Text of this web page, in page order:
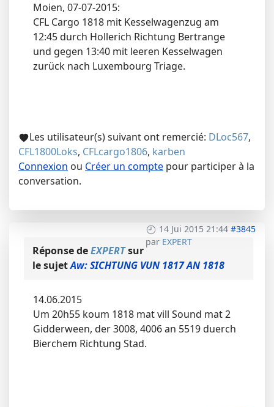
Moien, 07-07-2015:
CFL Cargo 1818 mit Kesselwagenzug am
12:45 durch Hollerich Richtung Bertrange
und gegen 13:40 mit leeren Kesselwagen
zurück nach Luxembourg Triage.
Les utilisateur(s) suivant ont remercié: DLoc567,
CFL1800Loks, CFLcargo1806, karben
Connexion ou Créer un compte pour participer à la
conversation.
14 Jui 2015 21:44 #3845
par EXPERT
Réponse deEXPERTsur
le sujetAw: SICHTUNG VUN 1817 AN 1818
14.06.2015
Um 20h55 koum 1818 mat vill Sound mat 2
Gidderween, der 3008, 4006 an 5519 duerch
Bierchem Richtung Stad.